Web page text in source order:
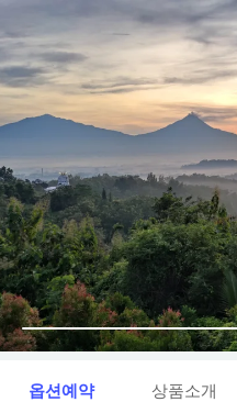
옵션예약 상품소개